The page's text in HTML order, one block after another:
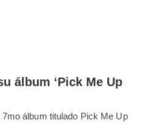
álbum ‘Pick Me Up
álbum titulado Pick Me Up